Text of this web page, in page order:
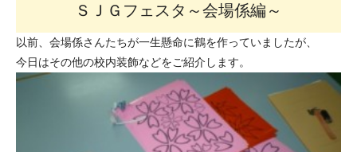
ＳＪＧフェスタ～会場係編～
以前、会場係さんたちが一生懸命に鶴を作っていましたが、
今日はその他の校内装飾などをご紹介します。